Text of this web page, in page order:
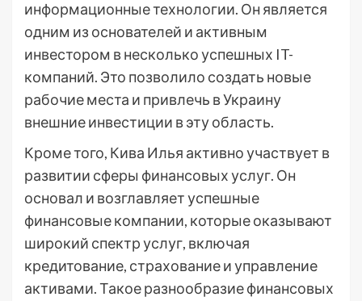
информационные технологии. Он является
одним из основателей и активным
инвестором в несколько успешных IT-
компаний. Это позволило создать новые
рабочие места и привлечь в Украину
внешние инвестиции в эту область.
Кроме того, Кива Илья активно участвует в
развитии сферы финансовых услуг. Он
основал и возглавляет успешные
финансовые компании, которые оказывают
широкий спектр услуг, включая
кредитование, страхование и управление
активами. Такое разнообразие финансовых